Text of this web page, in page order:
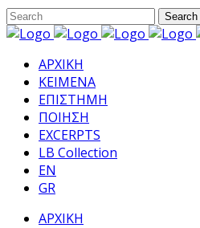
ΑΡΧΙΚΗ
ΚΕΙΜΕΝΑ
ΕΠΙΣΤΗΜΗ
ΠΟΙΗΣΗ
EXCERPTS
LB Collection
EN
GR
ΑΡΧΙΚΗ